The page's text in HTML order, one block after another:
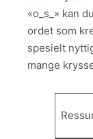
«o_s_» kan
ordet som
spesielt
mange